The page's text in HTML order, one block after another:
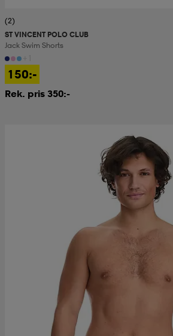
(2)
ST VINCENT POLO CLUB
Jack Swim Shorts
150:-
Rek. pris 350:-